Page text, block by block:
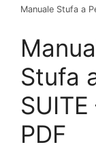
Manuale Stufa a
Stufa
PDF